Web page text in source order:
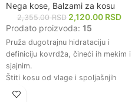
Nega kose, Balzami za kosu
2,355.00RSD 2,120.00 RSD
Prodato proizvoda: 15
Pruža dugotrajnu hidrataciju i
definiciju kovrdža, čineći ih mekim i
sjajnim.
Štiti kosu od vlage i spoljašnjih
uticaja, smanjujući friz i održavajući